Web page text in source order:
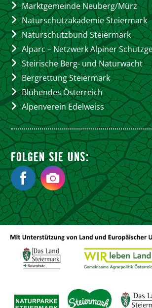
Marktgemeinde Neuberg/Mürz
Naturschutzakademie Steiermark
Naturschutzbund Steiermark
Alparc – Netzwerk Alpiner
Steirische Berg- und Naturwacht
Bergrettung Steiermark
Blühendes Österreich
Alpenverein Edelweiss
FOLGEN SIE UNS: